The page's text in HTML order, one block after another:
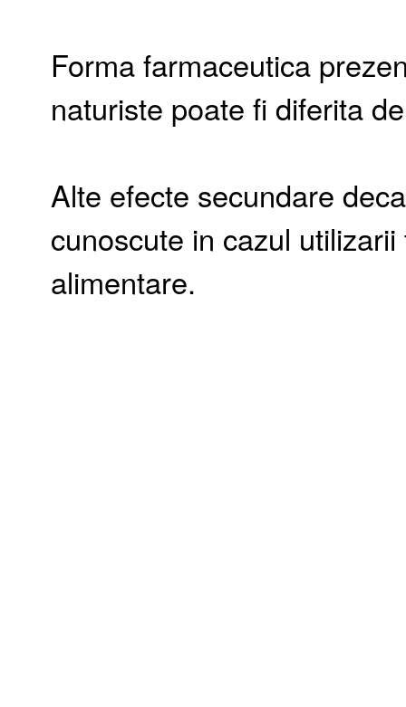
Forma farmaceutica
naturiste poate fi diferita
Alte efecte secundare
cunoscute in cazul
alimentare.